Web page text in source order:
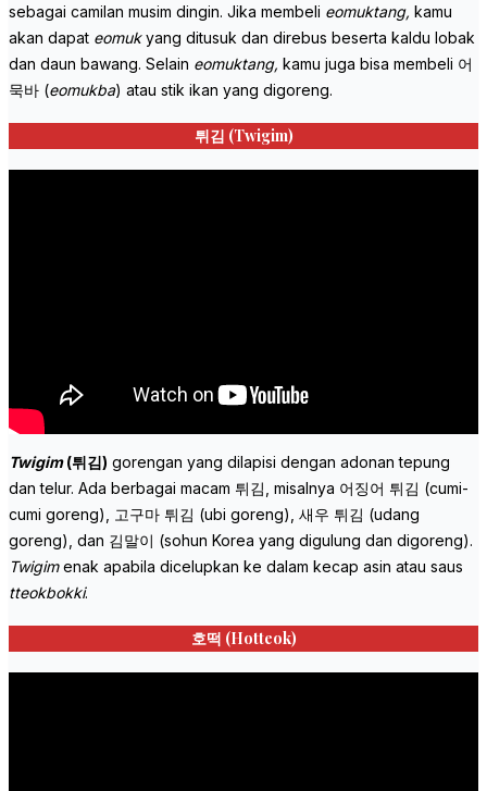
sebagai camilan musim dingin. Jika membeli eomuktang, kamu
akan dapat eomukyang ditusuk dan direbus beserta kaldu lobak
dan daun bawang. Selain eomuktang, kamu juga bisa membeli 어
묵바 (eomukba) atau stik ikan yang digoreng.
튀김 (Twigim)
Twigim(튀김) gorengan yang dilapisi dengan adonan tepung
dan telur. Ada berbagai macam 튀김, misalnya 어징어 튀김 (cumi-
cumi goreng), 고구마 튀김 (ubi goreng), 새우 튀김 (udang
goreng), dan 김말이 (sohun Korea yang digulung dan digoreng).
Twigimenak apabila dicelupkan ke dalam kecap asin atau saus
tteokbokki.
호떡 (Hotteok)